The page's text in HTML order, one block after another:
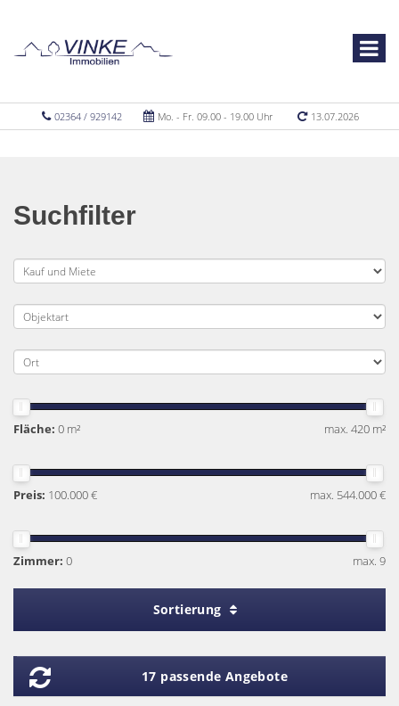
02364 / 929142 Mo. - Fr. 09.00 - 19.00 Uhr 13.07.2026
Suchfilter
Fläche: 0 m² max. 420 m²
Preis: 100.000 € max. 544.000 €
Zimmer: 0 max. 9
Sortierung
17 passende Angebote